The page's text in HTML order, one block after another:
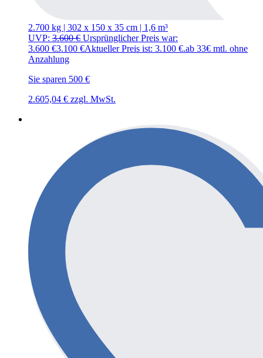
2.700 kg | 302 x 150 x 35 cm | 1,6 m³
UVP: 3.600€ Ursprünglicher Preis war:
3.600 €3.100 €Aktueller Preis ist: 3.100 €.ab 33€ mtl. ohne
Anzahlung
Sie sparen 500 €
2.605,04 € zzgl. MwSt.